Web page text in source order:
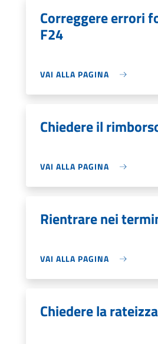
Correggere errori
F24
VAI ALLA PAGINA
Chiedere il
VAI ALLA PAGINA
Rientrare nei
VAI ALLA PAGINA
Chiedere la